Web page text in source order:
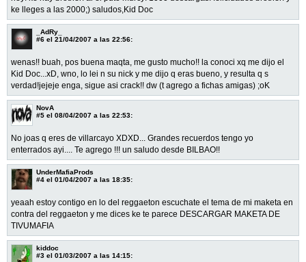
ke lleges a las 2000;) saludos,Kid Doc
_AdRy_
#6 el 21/04/2007 a las 22:56:
wenas!! buah, pos buena maqta, me gusto mucho!! la conoci xq me dijo el
Kid Doc...xD, wno, lo lei n su nick y me dijo q eras bueno, y resulta q s
verdad!jejeje enga, sigue asi crack!! dw (t agrego a fichas amigas) ;oK
NovA
#5 el 08/04/2007 a las 22:53:
No joas q eres de villarcayo XDXD... Grandes recuerdos tengo yo
enterrados ayi.... Te agrego !!! un saludo desde BILBAO!!
UnderMafiaProds
#4 el 01/04/2007 a las 18:35:
yeaah estoy contigo en lo del reggaeton escuchate el tema de mi maketa en
contra del reggaeton y me dices ke te parece DESCARGAR MAKETA DE
TIVUMAFIA
kiddoc
#3 el 01/03/2007 a las 14:15: